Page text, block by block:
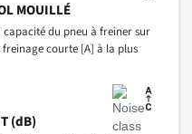
MOUILLÉ
capacité du pneu à freiner sur
courte [A] à la plus
(dB)